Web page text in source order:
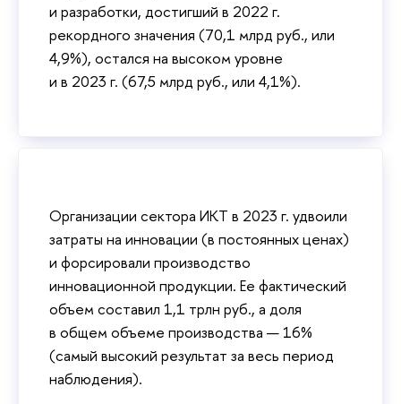
и разработки, достигший в 2022 г.
рекордного значения (70,1 млрд руб., или
4,9%), остался на высоком уровне
и в 2023 г. (67,5 млрд руб., или 4,1%).
Организации сектора ИКТ в 2023 г. удвоили
затраты на инновации (в постоянных ценах)
и форсировали производство
инновационной продукции. Ее фактический
объем составил 1,1 трлн руб., а доля
в общем объеме производства — 16%
(самый высокий результат за весь период
наблюдения).